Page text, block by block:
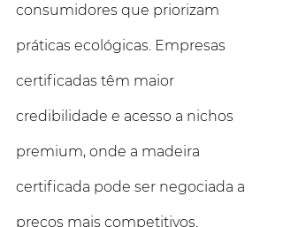
consumidores que priorizam
práticas ecológicas. Empresas
certificadas têm maior
credibilidade e acesso a nichos
premium, onde a madeira
certificada pode ser negociada a
preços mais competitivos.